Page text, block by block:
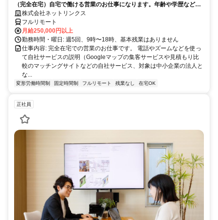
（完全在宅）自宅で働ける営業のお仕事になります。年齢や学歴など問
いません。
株式会社ネットリンクス
フルリモート
月給250,000円以上
勤務時間・曜日: 週5回、9時〜18時、基本残業はありません
仕事内容: 完全在宅での営業のお仕事です。 電話やズームなどを使っ
て自社サービスの説明（Googleマップの集客サービスや見積もり比
較のマッチングサイトなどの自社サービス、対象は中小企業の法人と
な...
変形労働時間制 固定時間制 フルリモート 残業なし 在宅OK
正社員